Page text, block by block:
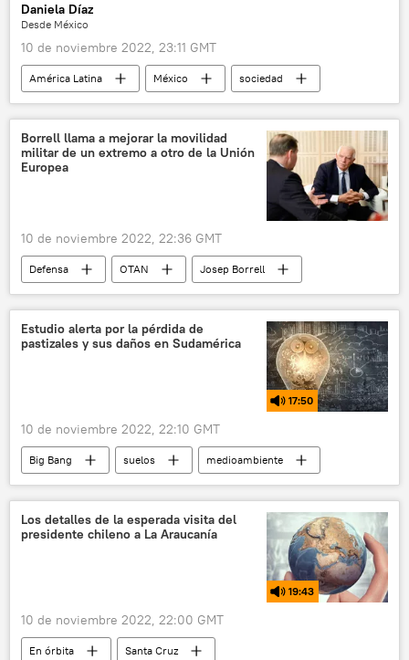
Daniela Díaz
Desde México
10 de noviembre 2022, 23:11 GMT
América Latina México
sociedad
Airbnb
📝 Reportajes
Borrell llama a mejorar la movilidad
militar de un extremo a otro de la Unión
Europea
10 de noviembre 2022, 22:36 GMT
Defensa OTAN
Josep Borrell
Unión Europea (UE)
Ucrania
Comisión Europea
seguridad
seguridad cibernética
Estudio alerta por la pérdida de
pastizales y sus daños en Sudamérica
17:50
10 de noviembre 2022, 22:10 GMT
Big Bang suelos
medioambiente
ecología
Argentina
Uruguay
Brasil
ecosistema
agricultura
deforestación
Los detalles de la esperada visita del
presidente chileno a La Araucanía
19:43
10 de noviembre 2022, 22:00 GMT
En órbita
Santa Cruz